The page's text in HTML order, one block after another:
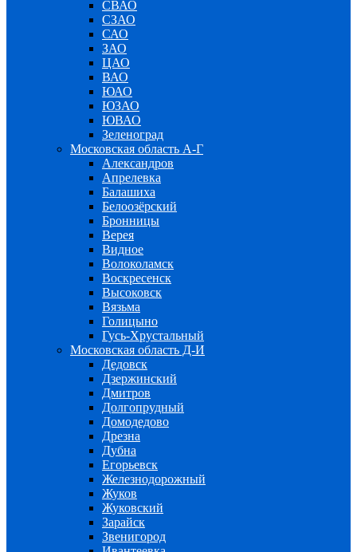
СВАО
СЗАО
САО
ЗАО
ЦАО
ВАО
ЮАО
ЮЗАО
ЮВАО
Зеленоград
Московская область А-Г
Александров
Апрелевка
Балашиха
Белоозёрский
Бронницы
Верея
Видное
Волоколамск
Воскресенск
Высоковск
Вязьма
Голицыно
Гусь-Хрустальный
Московская область Д-И
Дедовск
Дзержинский
Дмитров
Долгопрудный
Домодедово
Дрезна
Дубна
Егорьевск
Железнодорожный
Жуков
Жуковский
Зарайск
Звенигород